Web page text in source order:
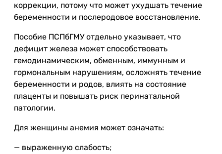
коррекции, потому что может ухудшать течение
беременности и послеродовое восстановление.
Пособие ПСПбГМУ отдельно указывает, что
дефицит железа может способствовать
гемодинамическим, обменным, иммунным и
гормональным нарушениям, осложнять течение
беременности и родов, влиять на состояние
плаценты и повышать риск перинатальной
патологии.
Для женщины анемия может означать:
— выраженную слабость;